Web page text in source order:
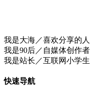
我是大海／喜欢分享的人
我是90后／自媒体创作者
我是站长／互联网小学生
快速导航